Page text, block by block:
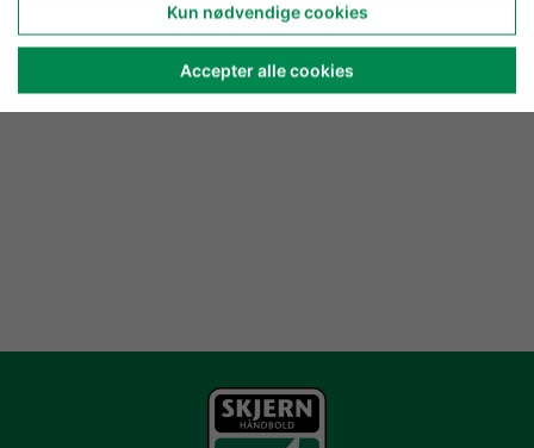
Kun nødvendige cookies
Accepter alle cookies